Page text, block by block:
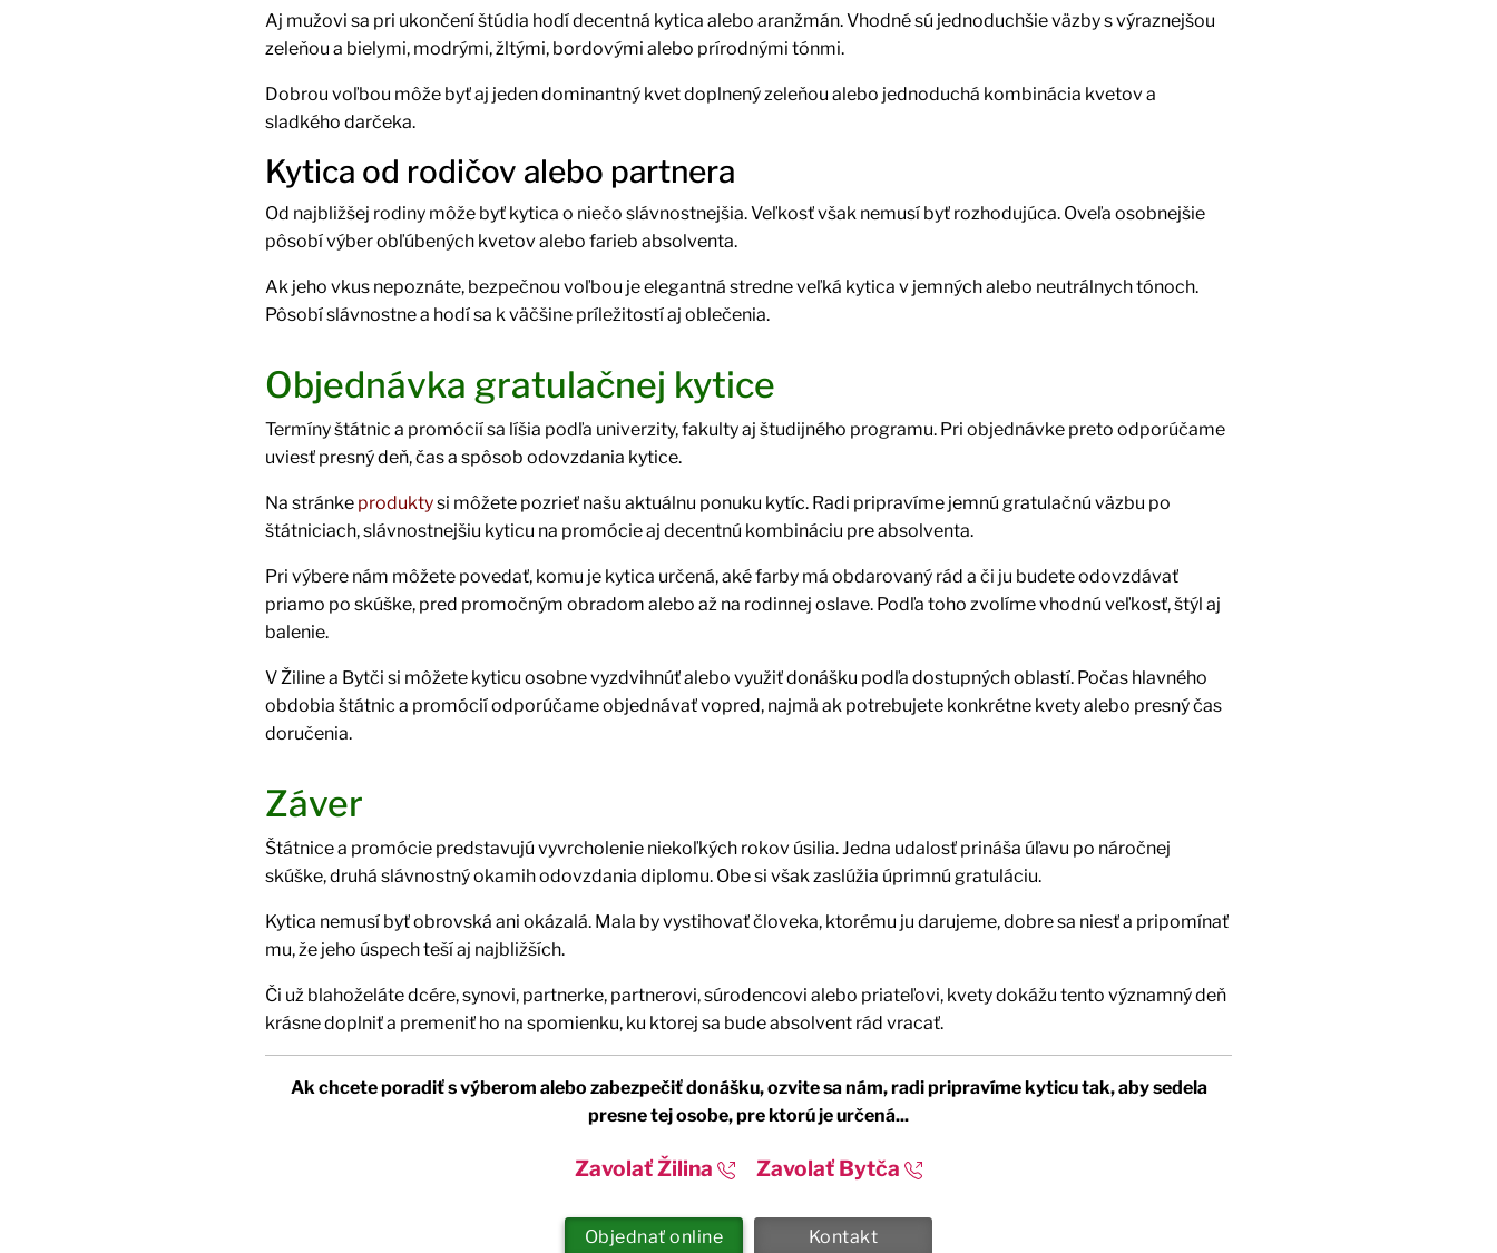
Aj mužovi sa pri ukončení štúdia hodí decentná kytica alebo aranžmán. Vhodné sú jednoduchšie väzby s výraznejšou
zeleňou a bielymi, modrými, žltými, bordovými alebo prírodnými tónmi.
Dobrou voľbou môže byť aj jeden dominantný kvet doplnený zeleňou alebo jednoduchá kombinácia kvetov a
sladkého darčeka.
Kytica od rodičov alebo partnera
Od najbližšej rodiny môže byť kytica o niečo slávnostnejšia. Veľkosť však nemusí byť rozhodujúca. Oveľa osobnejšie
pôsobí výber obľúbených kvetov alebo farieb absolventa.
Ak jeho vkus nepoznáte, bezpečnou voľbou je elegantná stredne veľká kytica v jemných alebo neutrálnych tónoch.
Pôsobí slávnostne a hodí sa k väčšine príležitostí aj oblečenia.
Objednávka gratulačnej kytice
Termíny štátnic a promócií sa líšia podľa univerzity, fakulty aj študijného programu. Pri objednávke preto odporúčame
uviesť presný deň, čas a spôsob odovzdania kytice.
Na stránke produktysi môžete pozrieť našu aktuálnu ponuku kytíc. Radi pripravíme jemnú gratulačnú väzbu po
štátniciach, slávnostnejšiu kyticu na promócie aj decentnú kombináciu pre absolventa.
Pri výbere nám môžete povedať, komu je kytica určená, aké farby má obdarovaný rád a či ju budete odovzdávať
priamo po skúške, pred promočným obradom alebo až na rodinnej oslave. Podľa toho zvolíme vhodnú veľkosť, štýl aj
balenie.
V Žiline a Bytči si môžete kyticu osobne vyzdvihnúť alebo využiť donášku podľa dostupných oblastí. Počas hlavného
obdobia štátnic a promócií odporúčame objednávať vopred, najmä ak potrebujete konkrétne kvety alebo presný čas
doručenia.
Záver
Štátnice a promócie predstavujú vyvrcholenie niekoľkých rokov úsilia. Jedna udalosť prináša úľavu po náročnej
skúške, druhá slávnostný okamih odovzdania diplomu. Obe si však zaslúžia úprimnú gratuláciu.
Kytica nemusí byť obrovská ani okázalá. Mala by vystihovať človeka, ktorému ju darujeme, dobre sa niesť a pripomínať
mu, že jeho úspech teší aj najbližších.
Či už blahoželáte dcére, synovi, partnerke, partnerovi, súrodencovi alebo priateľovi, kvety dokážu tento významný deň
krásne doplniť a premeniť ho na spomienku, ku ktorej sa bude absolvent rád vracať.
Ak chcete poradiť s výberom alebo zabezpečiť donášku, ozvite sa nám, radi pripravíme kyticu tak, aby sedela
presne tej osobe, pre ktorú je určená...
Zavolať Žilina Zavolať Bytča
Objednať online Kontakt